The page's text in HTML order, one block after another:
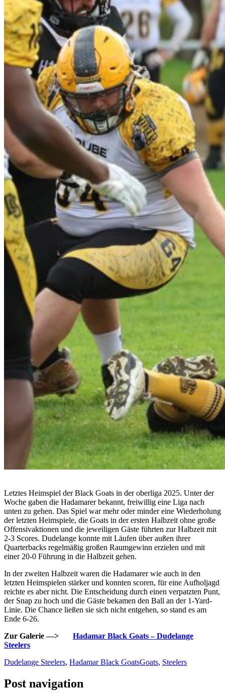
Letztes Heimspiel der Black Goats in der oberliga 2025. Unter der
Woche gaben die Hadamarer bekannt, freiwillig eine Liga nach
unten zu gehen. Das Spiel war mehr oder minder eine Wiederholung
der letzten Heimspiele, die Goats in der ersten Halbzeit ohne große
Offensivaktionen und die jeweiligen Gäste führten zur Halbzeit mit
2-3 Scores. Dudelange konnte mit Läufen über außen ihrer
Quarterbacks regelmäßig großen Raumgewinn erzielen und mit
einer 20-0 Führung in die Halbzeit gehen.
In der zweiten Halbzeit waren die Hadamarer wie auch in den
letzten Heimspielen stärker und konnten scoren, für eine Aufholjagd
reichte es aber nicht. Die Entscheidung durch einen verpatzten Punt,
der Snap zu hoch und die Gäste bekamen den Ball an der 1-Yard-
Linie. Die Chance ließen sie sich nicht entgehen, so stand es am
Ende 6-26.
Zur Galerie —> Hadamar Black Goats – Dudelange
Steelers
Dudelange Steelers, Hadamar Black GoatsGoats, Steelers
Post navigation